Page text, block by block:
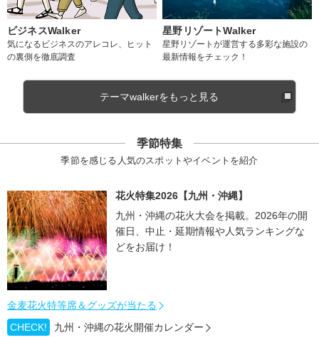
ビジネスWalker
気になるビジネスのアレコレ、ヒット
の裏側を徹底調査
星野リゾートWalker
星野リゾートが運営する多彩な施設の
最新情報をチェック！
テーマwalkerをもっと見る
季節特集
季節を感じる人気のスポットやイベントを紹介
花火特集2026【九州・沖縄】
九州・沖縄の花火大会を掲載。2026年の開
催日、中止・延期情報や人気ランキングな
どをお届け！
金麦花火特等席＆グッズが当たる
CHECK!
九州・沖縄の花火開催カレンダー